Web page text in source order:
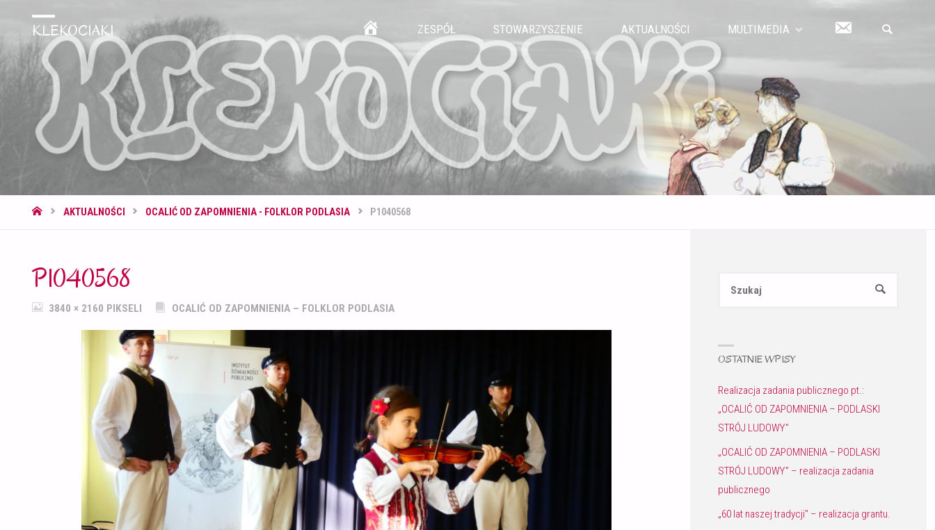
KLEKOCIAKI
Przejdź
treści
GŁÓWNA ZESPÓŁ STOWARZYSZENIE AKTUALNOŚCI MULTIMEDIA KONTAKT
STRONA
AKTUALNOŚCI OCALIĆ OD ZAPOMNIENIA - FOLKLOR PODLASIA P1040568
P1040568
PEŁNY3840 × 2160 PIKSELI OCALIĆ OD ZAPOMNIENIA – FOLKLOR PODLASIA
SZUKAJ
OSTATNIE WPISY
Realizacja zadania publicznego pt.:
„OCALIĆ OD ZAPOMNIENIA – PODLASKI
STRÓJ LUDOWY”
„OCALIĆ OD ZAPOMNIENIA – PODLASKI
STRÓJ LUDOWY” – realizacja zadania
publicznego
„60 lat naszej tradycji” – realizacja grantu.